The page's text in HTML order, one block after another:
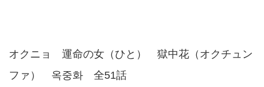
オクニョ 運命の女（ひと） 獄中花（オクチュン
ファ） 옥중화 全51話